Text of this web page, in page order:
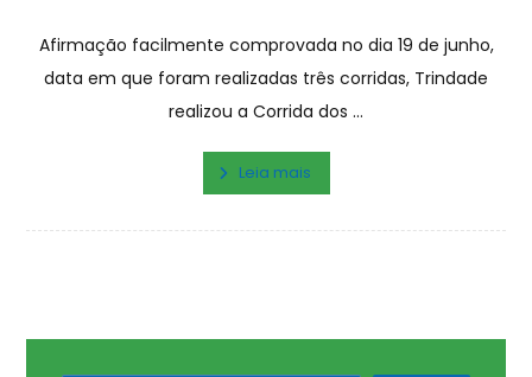
Afirmação facilmente comprovada no dia 19 de junho,
data em que foram realizadas três corridas, Trindade
realizou a Corrida dos ...
Leia mais